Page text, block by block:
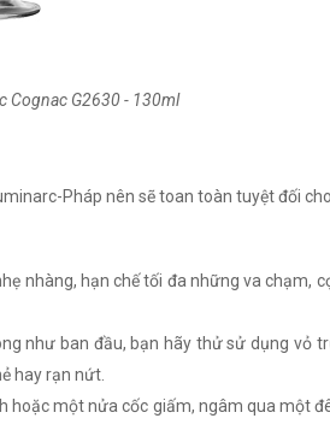
Cognac G2630 - 130ml
Pháp nên sẽ toan toàn tuyệt đối
nhàng, hạn chế tối đa những va chạm,
như ban đầu, bạn hãy thử sử dụng vỏ
hay rạn nứt.
một nửa cốc giấm, ngâm qua một